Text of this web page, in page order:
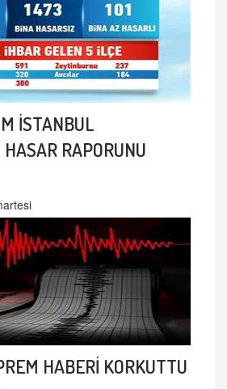
İSTANBUL
RAPORUNU
HABERİ KORKUTTU